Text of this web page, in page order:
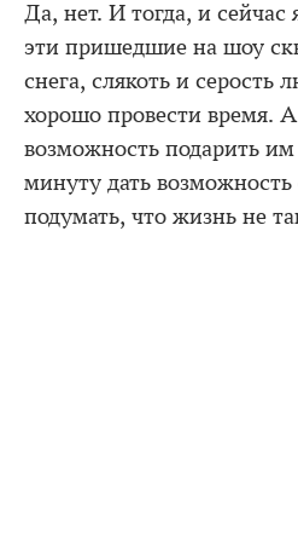
Да, нет. И тогда, и сейчас
эти пришедшие на шоу
снега, слякоть и серость
хорошо провести время.
возможность подарить
минуту дать возможность
подумать, что жизнь не